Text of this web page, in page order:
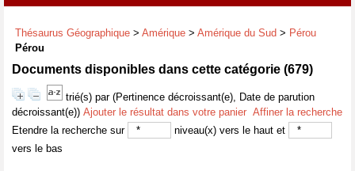
Thésaurus Géographique > Amérique > Amérique du Sud > Pérou
Pérou
Documents disponibles dans cette catégorie (679)
trié(s) par (Pertinence décroissant(e), Date de parution
décroissant(e)) Ajouter le résultat dans votre panier Affiner la recherche
Etendre la recherche sur
niveau(x) vers le haut et
vers le bas